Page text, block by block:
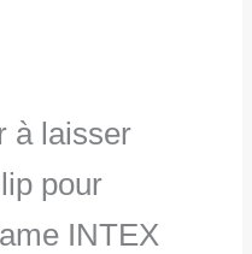
à laisser
pour
INTEX